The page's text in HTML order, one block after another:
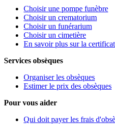
Choisir une pompe funèbre
Choisir un crematorium
Choisir un funérarium
Choisir un cimetière
En savoir plus sur la
Services obsèques
Organiser les obsèques
Estimer le prix des obsèques
Pour vous aider
Qui doit payer les frais